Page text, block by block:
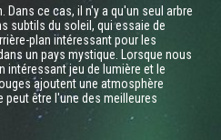
ce cas, il n'y a qu'un seul arbre
subtils du soleil, qui essaie de
plan intéressant pour les
un pays mystique. Lorsque nous
jeu de lumière et le
ajoutent une atmosphère
être l'une des meilleures